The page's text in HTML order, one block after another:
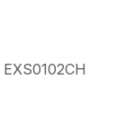
EXS0102CH